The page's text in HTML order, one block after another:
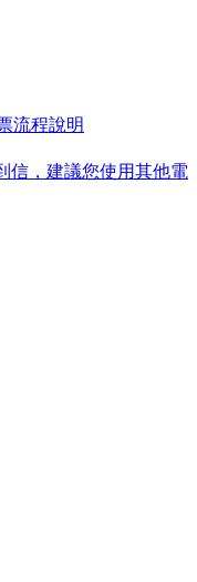
流程說明
信，建議您使用其他電